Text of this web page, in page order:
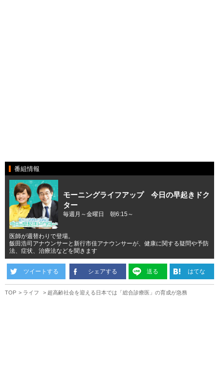
番組情報
モーニングライフアップ 今日の早起きドク
ター
毎週月～金曜日 朝6:15～
医師が週替わりで登場。
飯田浩司アナウンサーと新行市佳アナウンサーが、健康に関する疑問や予防
法、症状、治療法などを聞きます
ツイートする シェアする 送る はてな
TOP ライフ 超高齢社会を迎える日本では「総合診療医」の育成が急務